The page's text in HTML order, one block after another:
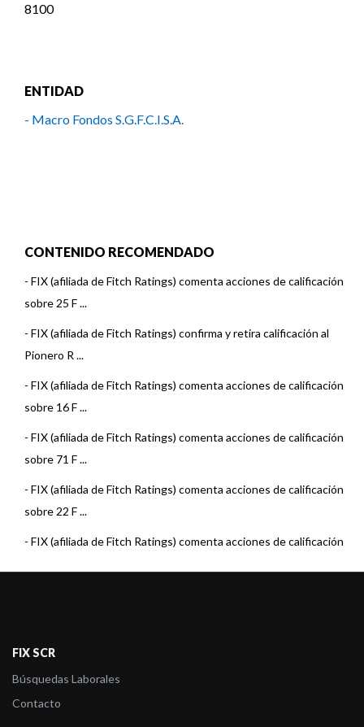
8100
ENTIDAD
- Macro Fondos S.G.F.C.I.S.A.
CONTENIDO RECOMENDADO
- FIX (afiliada de Fitch Ratings) comenta acciones de calificación
sobre 25 F ...
- FIX (afiliada de Fitch Ratings) confirma y retira calificación al
Pionero R ...
- FIX (afiliada de Fitch Ratings) comenta acciones de calificación
sobre 16 F ...
- FIX (afiliada de Fitch Ratings) comenta acciones de calificación
sobre 71 F ...
- FIX (afiliada de Fitch Ratings) comenta acciones de calificación
sobre 22 F ...
- FIX (afiliada de Fitch Ratings) comenta acciones de calificación
- FIX (afiliada de Fitch Ratings) comenta acciones de calificación
FIX (afiliada de Fitch) asigna la calificación al Fondo Pionero
FIX SCR
Búsquedas Laborales
Contacto